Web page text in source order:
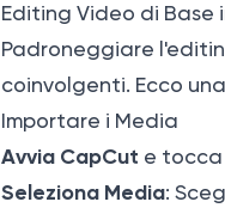
Editing Video di Base
Padroneggiare
coinvolgenti. Ecco
Importare i Media
Avvia CapCut e tocca
Seleziona Media: